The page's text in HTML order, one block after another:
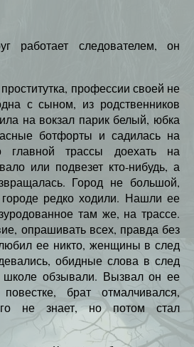
работает следователем, он
профессии своей не
с сыном, из родственников
на вокзал парик белый, юбка
ботфорты и садилась на
главной трассы доехать на
или подвезет кто-нибудь, а
Город не большой,
редко ходили. Нашли ее
там же, на трассе.
опрашивать всех, правда без
ее никто, женщины в след
обидные слова в след
обзывали. Вызвал он ее
брат отмалчивался,
не знает, но потом стал